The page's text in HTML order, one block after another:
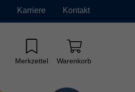
Karriere Kontakt
Merkzettel Warenkorb